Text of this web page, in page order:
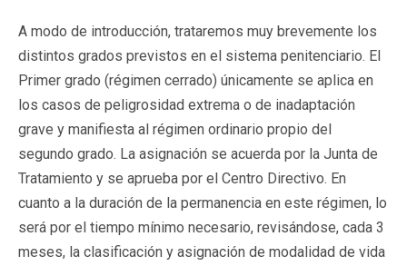
A modo de introducción, trataremos muy brevemente los
distintos grados previstos en el sistema penitenciario. El
Primer grado (régimen cerrado) únicamente se aplica en
los casos de peligrosidad extrema o de inadaptación
grave y manifiesta al régimen ordinario propio del
segundo grado. La asignación se acuerda por la Junta de
Tratamiento y se aprueba por el Centro Directivo. En
cuanto a la duración de la permanencia en este régimen, lo
será por el tiempo mínimo necesario, revisándose, cada 3
meses, la clasificación y asignación de modalidad de vida